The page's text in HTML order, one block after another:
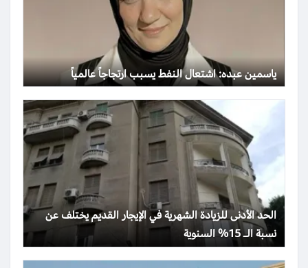
ياسمين عبده: اشتعال النفط يسبب ارتجاجاً عالمياً
الحد الأدنى للزيادة الشهرية في الإيجار القديم يختلف عن
نسبة الـ 15% السنوية